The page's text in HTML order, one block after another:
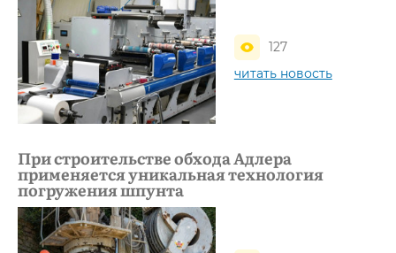
127
читать новость
При строительстве обхода Адлера
применяется уникальная технология
погружения шпунта